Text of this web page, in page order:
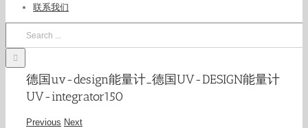
联系我们
德国uv-design能量计_德国UV-DESIGN能量计
UV-integrator150
Previous Next